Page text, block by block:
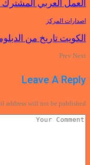
العمل العربي
اصدارات المركز
الكويت تاريخ من
Prev Next
Leave A Reply
address will not be published.